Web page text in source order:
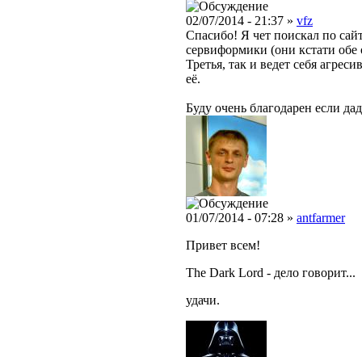
02/07/2014 - 21:37 » vfz
Спасибо! Я чет поискал по
сервиформики (они кстати обе
Третья, так и ведет себя
её.
Буду очень благодарен если
01/07/2014 - 07:28 » antfarmer
Привет всем!
The Dark Lord - дело говорит...
удачи.